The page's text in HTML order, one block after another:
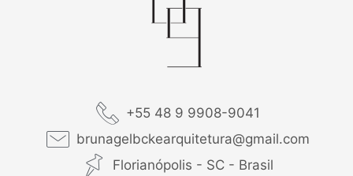
+55 48 9 9908-9041
brunagelbckearquitetura@gmail.com
Florianópolis - SC - Brasil